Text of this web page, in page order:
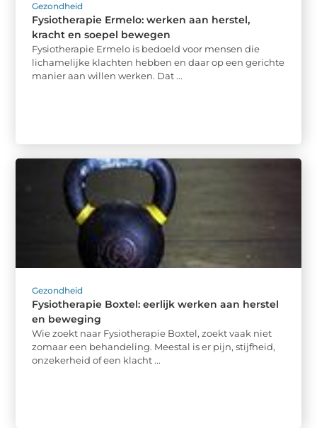
Gezondheid
Fysiotherapie Ermelo: werken aan herstel,
kracht en soepel bewegen
Fysiotherapie Ermelo is bedoeld voor mensen die
lichamelijke klachten hebben en daar op een gerichte
manier aan willen werken. Dat ...
Gezondheid
Fysiotherapie Boxtel: eerlijk werken aan herstel
en beweging
Wie zoekt naar Fysiotherapie Boxtel, zoekt vaak niet
zomaar een behandeling. Meestal is er pijn, stijfheid,
onzekerheid of een klacht ...